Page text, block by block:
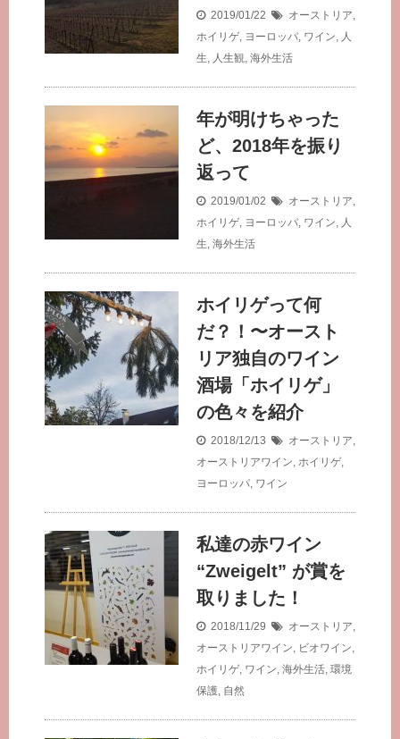
2019/01/22 オーストリア,
ホイリゲ, ヨーロッパ, ワイン, 人
生, 人生観, 海外生活
年が明けちゃった
ど、2018年を振り
返って
2019/01/02 オーストリア,
ホイリゲ, ヨーロッパ, ワイン, 人
生, 海外生活
ホイリゲって何
だ？！〜オースト
リア独自のワイン
酒場「ホイリゲ」
の色々を紹介
2018/12/13 オーストリア,
オーストリアワイン, ホイリゲ,
ヨーロッパ, ワイン
私達の赤ワイン
“Zweigelt” が賞を
取りました！
2018/11/29 オーストリア,
オーストリアワイン, ビオワイン,
ホイリゲ, ワイン, 海外生活, 環境
保護, 自然